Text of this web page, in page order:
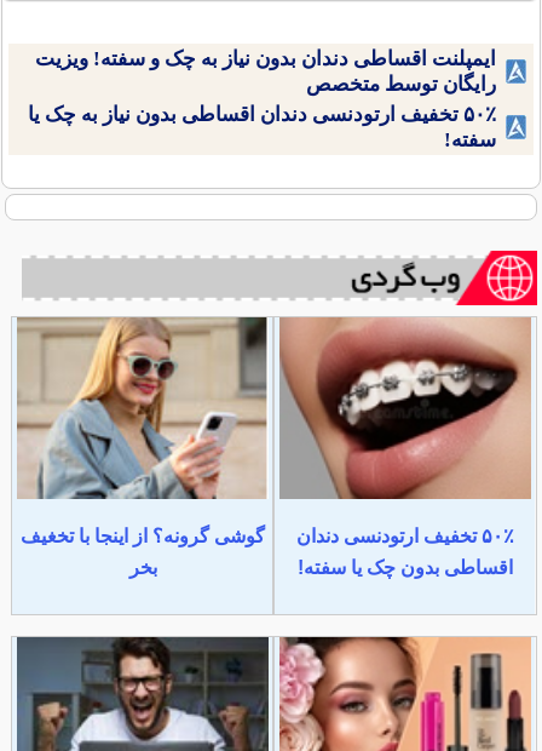
ایمپلنت اقساطی دندان بدون نیاز به چک و سفته! ویزیت
رایگان توسط متخصص
۵۰٪ تخفیف ارتودنسی دندان اقساطی بدون نیاز به چک یا
سفته!
۵۰٪ تخفیف ارتودنسی دندان
اقساطی بدون چک یا سفته!
گوشی گرونه؟ از اینجا با تخغیف
بخر